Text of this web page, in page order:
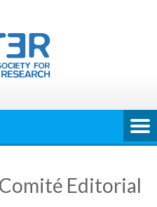
Editorial